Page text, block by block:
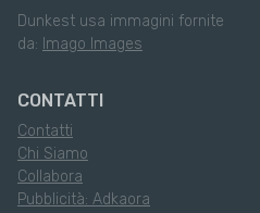
Dunkest usa immagini fornite
da: Imago Images
CONTATTI
Contatti
Chi Siamo
Collabora
Pubblicità: Adkaora